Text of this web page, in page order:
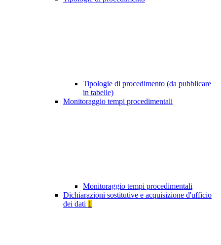
Tipologie di procedimento (da pubblicare
in tabelle)
Monitoraggio tempi procedimentali
Monitoraggio tempi procedimentali
Dichiarazioni sostitutive e acquisizione d'ufficio
dei dati 1